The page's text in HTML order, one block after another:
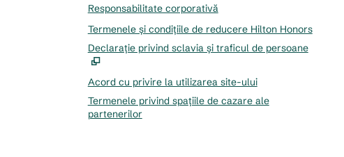
Responsabilitate corporativă
Termenele și condițiile de reducere Hilton Honors
Declarație privind sclavia și traficul de persoane
Acord cu privire la utilizarea site-ului
Termenele privind spațiile de cazare ale
partenerilor